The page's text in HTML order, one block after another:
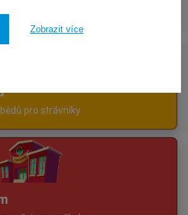
Zobrazit více
pro strávníky